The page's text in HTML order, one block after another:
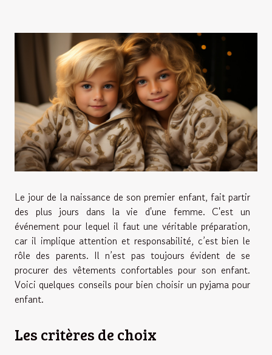
Le jour de la naissance de son premier enfant, fait partir
des plus jours dans la vie d'une femme. C'est un
événement pour lequel il faut une véritable préparation,
car il implique attention et responsabilité, c’est bien le
rôle des parents. Il n’est pas toujours évident de se
procurer des vêtements confortables pour son enfant.
Voici quelques conseils pour bien choisir un pyjama pour
enfant.
Les critères de choix